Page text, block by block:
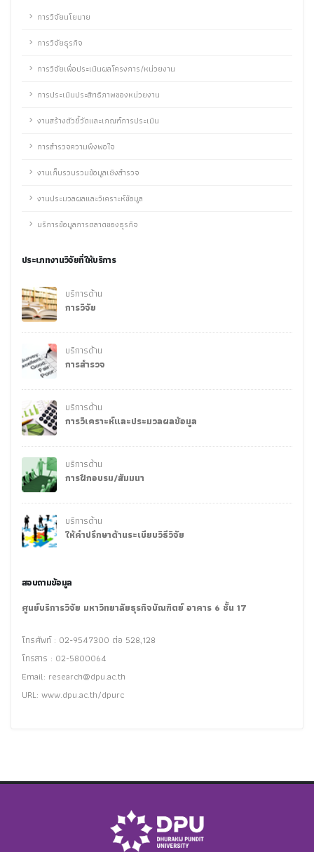
การวิจัยนโยบาย
การวิจัยธุรกิจ
การวิจัยเพื่อประเมินผลโครงการ/หน่วยงาน
การประเมินประสิทธิภาพของหน่วยงาน
งานสร้างตัวชี้วัดและเกณฑ์การประเมิน
การสำรวจความพึงพอใจ
งานเก็บรวบรวมข้อมูลเชิงสำรวจ
งานประมวลผลและวิเคราะห์ข้อมูล
บริการข้อมูลการตลาดของธุรกิจ
ประเภทงานวิจัยที่ให้บริการ
บริการด้าน
การวิจัย
บริการด้าน
การสำรวจ
บริการด้าน
การวิเคราะห์และประมวลผลข้อมูล
บริการด้าน
การฝึกอบรม/สัมมนา
บริการด้าน
ให้คำปรึกษาด้านระเบียบวิธีวิจัย
สอบถามข้อมูล
ศูนย์บริการวิจัย มหาวิทยาลัยธุรกิจบัณฑิตย์ อาคาร 6 ชั้น 17
โทรศัพท์ : 02-9547300 ต่อ 528,128
โทรสาร : 02-5800064
Email: research@dpu.ac.th
URL: www.dpu.ac.th/dpurc